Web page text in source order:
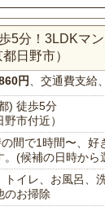
5分！3LDKマ
日野市）
円 、交通費支給
) 徒歩5分
野市付近）
間で1時間〜、好
。(候補の日時から
トイレ、お風呂、
のお掃除